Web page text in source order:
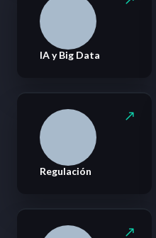
IA y Big Data
Regulación